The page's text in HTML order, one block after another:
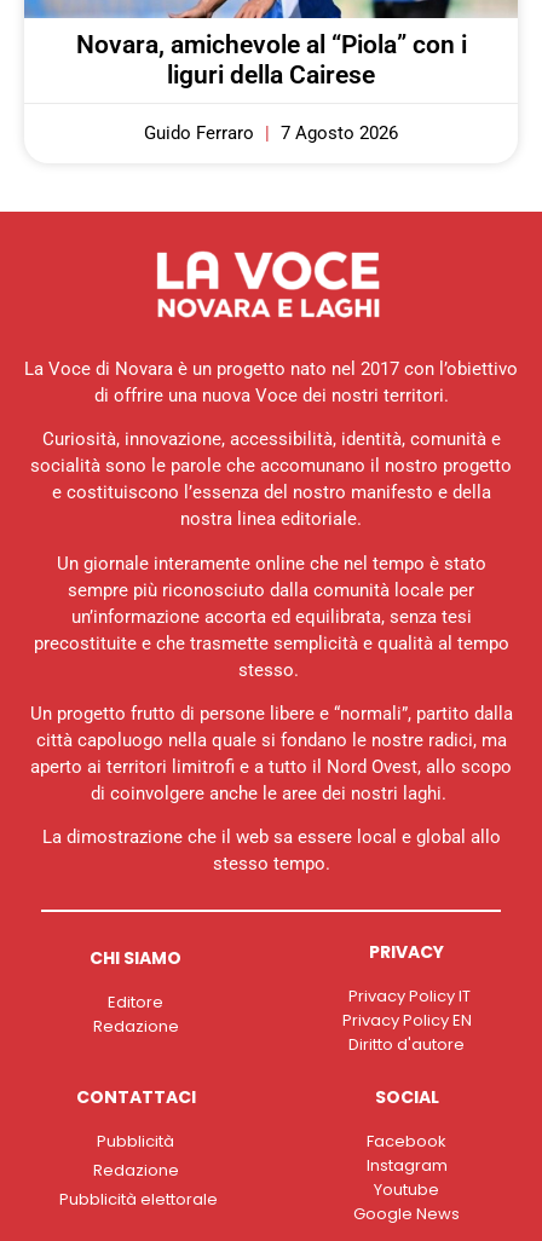
Novara, amichevole al “Piola” con i
liguri della Cairese
Guido Ferraro 7 Agosto 2026
La Voce di Novara è un progetto nato nel 2017 con l’obiettivo
di offrire una nuova Voce dei nostri territori.
Curiosità, innovazione, accessibilità, identità, comunità e
socialità sono le parole che accomunano il nostro progetto
e costituiscono l’essenza del nostro manifesto e della
nostra linea editoriale.
Un giornale interamente online che nel tempo è stato
sempre più riconosciuto dalla comunità locale per
un’informazione accorta ed equilibrata, senza tesi
precostituite e che trasmette semplicità e qualità al tempo
stesso.
Un progetto frutto di persone libere e “normali”, partito dalla
città capoluogo nella quale si fondano le nostre radici, ma
aperto ai territori limitrofi e a tutto il Nord Ovest, allo scopo
di coinvolgere anche le aree dei nostri laghi.
La dimostrazione che il web sa essere local e global allo
stesso tempo.
CHI SIAMO
Editore
Redazione
PRIVACY
Privacy Policy IT
Privacy Policy EN
Diritto d'autore
CONTATTACI
Pubblicità
Redazione
Pubblicità elettorale
SOCIAL
Facebook
Instagram
Youtube
Google News